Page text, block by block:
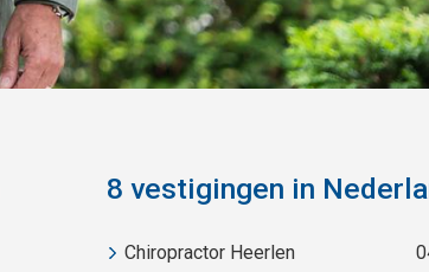
8 vestigingen in
Chiropractor Heerlen